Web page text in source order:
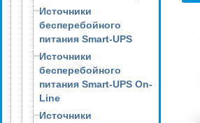
Источники
бесперебойного
питания Smart-UPS
Источники
бесперебойного
питания Smart-UPS On-
Line
Источники